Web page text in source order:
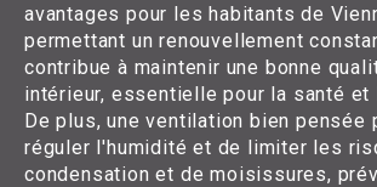
avantages pour les habitants de
permettant un renouvellement
contribue à maintenir une bonne
intérieur, essentielle pour la santé et
De plus, une ventilation bien pensée
réguler l'humidité et de limiter les
condensation et de moisissures,